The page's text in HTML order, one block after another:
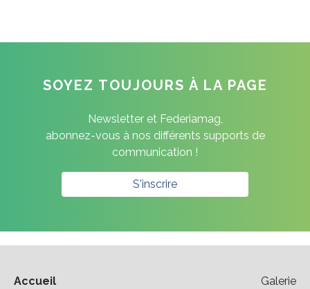
SOYEZ TOUJOURS À LA PAGE
Newsletter et Federiamag,
abonnez-vous à nos différents supports de
communication !
S'inscrire
Accueil
Galerie